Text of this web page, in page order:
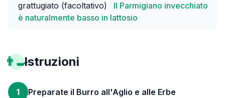
grattugiato (facoltativo)
Il Parmigiano invecchiato
è naturalmente basso in lattosio
👨‍🍳Istruzioni
1
Preparate il Burro all'Aglio e alle Erbe